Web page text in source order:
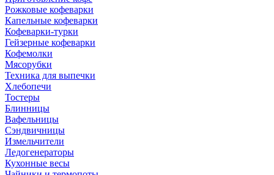
Рожковые кофеварки
Капельные кофеварки
Кофеварки-турки
Гейзерные кофеварки
Кофемолки
Мясорубки
Техника для выпечки
Хлебопечи
Тостеры
Блинницы
Вафельницы
Сэндвичницы
Измельчители
Ледогенераторы
Кухонные весы